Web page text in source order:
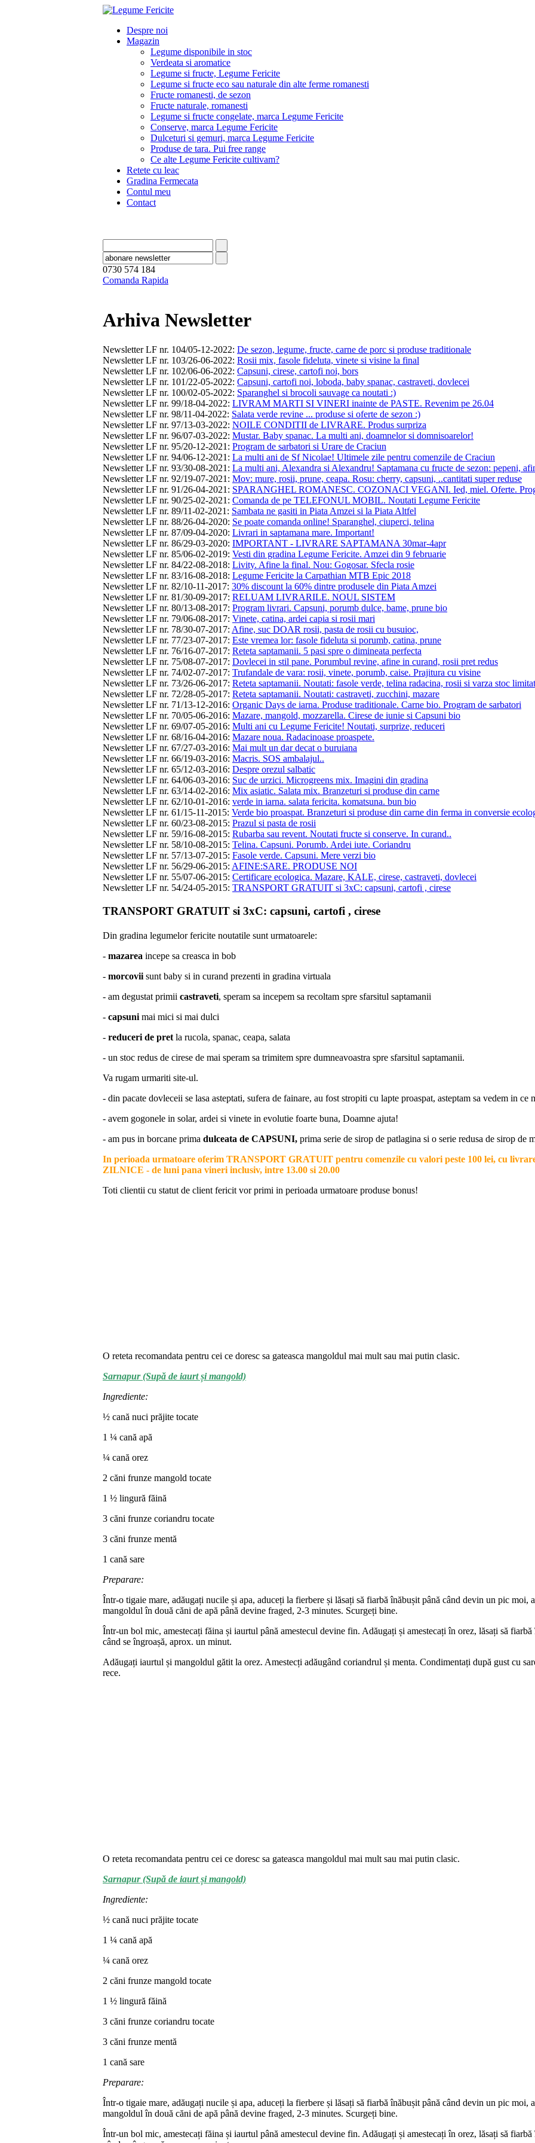
Despre noi
Magazin
Legume disponibile in stoc
Verdeata si aromatice
Legume si fructe, Legume Fericite
Legume si fructe eco sau naturale din alte ferme romanesti
Fructe romanesti, de sezon
Fructe naturale, romanesti
Legume si fructe congelate, marca Legume Fericite
Conserve, marca Legume Fericite
Dulceturi si gemuri, marca Legume Fericite
Produse de tara. Pui free range
Ce alte Legume Fericite cultivam?
Retete cu leac
Gradina Fermecata
Contul meu
Contact
0730 574 184
Comanda Rapida
Arhiva Newsletter
Newsletter LF nr. 104/05-12-2022: De sezon, legume, fructe, carne de porc si produse traditionale
Newsletter LF nr. 103/26-06-2022: Rosii mix, fasole fideluta, vinete si visine la final
Newsletter LF nr. 102/06-06-2022: Capsuni, cirese, cartofi noi, bors
Newsletter LF nr. 101/22-05-2022: Capsuni, cartofi noi, loboda, baby spanac, castraveti, dovlecei
Newsletter LF nr. 100/02-05-2022: Sparanghel si brocoli sauvage ca noutati :)
Newsletter LF nr. 99/18-04-2022: LIVRAM MARTI SI VINERI inainte de PASTE. Revenim pe 26.04
Newsletter LF nr. 98/11-04-2022: Salata verde revine ... produse si oferte de sezon :)
Newsletter LF nr. 97/13-03-2022: NOILE CONDITII de LIVRARE. Produs surpriza
Newsletter LF nr. 96/07-03-2022: Mustar. Baby spanac. La multi ani, doamnelor si domnisoarelor!
Newsletter LF nr. 95/20-12-2021 : Program de sarbatori si Urare de Craciun
Newsletter LF nr. 94/06-12-2021 : La multi ani de Sf Nicolae! Ultimele zile pentru comenzile de Craciun
Newsletter LF nr. 93/30-08-2021 : La multi ani, Alexandra si Alexandru! Saptamana cu fructe de sezon: pepeni,
Newsletter LF nr. 92/19-07-2021 : Mov: mure, rosii, prune, ceapa. Rosu: cherry, capsuni, ..cantitati super reduse
Newsletter LF nr. 91/26-04-2021 : SPARANGHEL ROMANESC. COZONACI VEGANI. Ied, miel. Oferte.
Newsletter LF nr. 90/25-02-2021 : Comanda de pe TELEFONUL MOBIL. Noutati Legume Fericite
Newsletter LF nr. 89/11-02-2021 : Sambata ne gasiti in Piata Amzei si la Piata Altfel
Newsletter LF nr. 88/26-04-2020: Se poate comanda online! Sparanghel, ciuperci, telina
Newsletter LF nr. 87/09-04-2020: Livrari in saptamana mare. Important!
Newsletter LF nr. 86/29-03-2020: IMPORTANT - LIVRARE SAPTAMANA 30mar-4apr
Newsletter LF nr. 85/06-02-2019: Vesti din gradina Legume Fericite. Amzei din 9 februarie
Newsletter LF nr. 84/22-08-2018: Livity. Afine la final. Nou: Gogosar. Sfecla rosie
Newsletter LF nr. 83/16-08-2018: Legume Fericite la Carpathian MTB Epic 2018
Newsletter LF nr. 82/10-11-2017: 30% discount la 60% dintre produsele din Piata Amzei
Newsletter LF nr. 81/30-09-2017: RELUAM LIVRARILE. NOUL SISTEM
Newsletter LF nr. 80/13-08-2017: Program livrari. Capsuni, porumb dulce, bame, prune bio
Newsletter LF nr. 79/06-08-2017: Vinete, catina, ardei capia si rosii mari
Newsletter LF nr. 78/30-07-2017: Afine, suc DOAR rosii, pasta de rosii cu busuioc,
Newsletter LF nr. 77/23-07-2017: Este vremea lor: fasole fideluta si porumb, catina, prune
Newsletter LF nr. 76/16-07-2017: Reteta saptamanii. 5 pasi spre o dimineata perfecta
Newsletter LF nr. 75/08-07-2017: Dovlecei in stil pane. Porumbul revine, afine in curand, rosii pret redus
Newsletter LF nr. 74/02-07-2017: Trufandale de vara: rosii, vinete, porumb, caise. Prajitura cu visine
Newsletter LF nr. 73/26-06-2017: Reteta saptamanii. Noutati: fasole verde, telina radacina, rosii si varza stoc limitat
Newsletter LF nr. 72/28-05-2017: Reteta saptamanii. Noutati: castraveti, zucchini, mazare
Newsletter LF nr. 71/13-12-2016: Organic Days de iarna. Produse traditionale. Carne bio. Program de sarbatori
Newsletter LF nr. 70/05-06-2016: Mazare, mangold, mozzarella. Cirese de iunie si Capsuni bio
Newsletter LF nr. 69/07-05-2016: Multi ani cu Legume Fericite! Noutati, surprize, reduceri
Newsletter LF nr. 68/16-04-2016: Mazare noua. Radacinoase proaspete.
Newsletter LF nr. 67/27-03-2016: Mai mult un dar decat o buruiana
Newsletter LF nr. 66/19-03-2016: Macris. SOS ambalajul..
Newsletter LF nr. 65/12-03-2016: Despre orezul salbatic
Newsletter LF nr. 64/06-03-2016: Suc de urzici. Microgreens mix. Imagini din gradina
Newsletter LF nr. 63/14-02-2016: Mix asiatic. Salata mix. Branzeturi si produse din carne
Newsletter LF nr. 62/10-01-2016: verde in iarna. salata fericita. komatsuna. bun bio
Newsletter LF nr. 61/15-11-2015: Verde bio proaspat. Branzeturi si produse din carne din ferma in conversie
Newsletter LF nr. 60/23-08-2015: Prazul si pasta de rosii
Newsletter LF nr. 59/16-08-2015: Rubarba sau revent. Noutati fructe si conserve. In curand..
Newsletter LF nr. 58/10-08-2015: Telina. Capsuni. Porumb. Ardei iute. Coriandru
Newsletter LF nr. 57/13-07-2015: Fasole verde. Capsuni. Mere verzi bio
Newsletter LF nr. 56/29-06-2015: AFINE:SARE. PRODUSE NOI
Newsletter LF nr. 55/07-06-2015: Certificare ecologica. Mazare, KALE, cirese, castraveti, dovlecei
Newsletter LF nr. 54/24-05-2015: TRANSPORT GRATUIT si 3xC: capsuni, cartofi , cirese
TRANSPORT GRATUIT si 3xC: capsuni, cartofi , cirese
Din gradina legumelor fericite noutatile sunt urmatoarele:
- mazarea incepe sa creasca in bob
- morcovii sunt baby si in curand prezenti in gradina virtuala
- am degustat primii castraveti, speram sa incepem sa recoltam spre sfarsitul saptamanii
- capsuni mai mici si mai dulci
- reduceri de pret la rucola, spanac, ceapa, salata
- un stoc redus de cirese de mai speram sa trimitem spre dumneavoastra spre sfarsitul saptamanii.
Va rugam urmariti site-ul.
- din pacate dovleceii se lasa asteptati, sufera de fainare, au fost stropiti cu lapte proaspat, asteptam sa vedem in ce
- avem gogonele in solar, ardei si vinete in evolutie foarte buna, Doamne ajuta!
- am pus in borcane prima dulceata de CAPSUNI, prima serie de sirop de patlagina si o serie redusa de sirop de
In perioada urmatoare oferim TRANSPORT GRATUIT pentru comenzile cu valori peste 100 lei, cu
ZILNICE - de luni pana vineri inclusiv, intre 13.00 si 20.00
Toti clientii cu statut de client fericit vor primi in perioada urmatoare produse bonus!
O reteta recomandata pentru cei ce doresc sa gateasca mangoldul mai mult sau mai putin clasic.
Sarnapur (Supă de iaurt și mangold)
Ingrediente:
½ cană nuci prăjite tocate
1 ¼ cană apă
¼ cană orez
2 căni frunze mangold tocate
1 ½ lingură făină
3 căni frunze coriandru tocate
3 căni frunze mentă
1 cană sare
Preparare:
Într-o tigaie mare, adăugați nucile și apa, aduceți la fierbere și lăsați să fiarbă înăbușit până când devin un pic
mangoldul în două căni de apă până devine fraged, 2-3 minutes. Scurgeți bine.
Într-un bol mic, amestecați făina și iaurtul până amestecul devine fin. Adăugați și amestecați în orez, lăsați să
când se îngroașă, aprox. un minut.
Adăugați iaurtul și mangoldul gătit la orez. Amestecți adăugând coriandrul și menta. Condimentați după gust cu
rece.
O reteta recomandata pentru cei ce doresc sa gateasca mangoldul mai mult sau mai putin clasic.
Sarnapur (Supă de iaurt și mangold)
Ingrediente:
½ cană nuci prăjite tocate
1 ¼ cană apă
¼ cană orez
2 căni frunze mangold tocate
1 ½ lingură făină
3 căni frunze coriandru tocate
3 căni frunze mentă
1 cană sare
Preparare:
Într-o tigaie mare, adăugați nucile și apa, aduceți la fierbere și lăsați să fiarbă înăbușit până când devin un pic
mangoldul în două căni de apă până devine fraged, 2-3 minutes. Scurgeți bine.
Într-un bol mic, amestecați făina și iaurtul până amestecul devine fin. Adăugați și amestecați în orez, lăsați să